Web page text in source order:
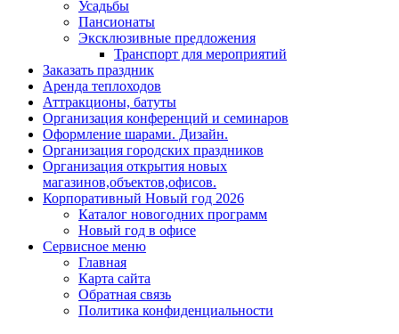
Усадьбы
Пансионаты
Эксклюзивные предложения
Транспорт для мероприятий
Заказать праздник
Аренда теплоходов
Аттракционы, батуты
Организация конференций и семинаров
Оформление шарами. Дизайн.
Организация городских праздников
Организация открытия новых
магазинов,объектов,офисов.
Корпоративный Новый год 2026
Каталог новогодних программ
Новый год в офисе
Сервисное меню
Главная
Карта сайта
Обратная связь
Политика конфиденциальности